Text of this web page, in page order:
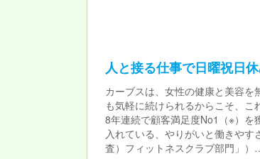
人と接る仕事で日曜祝日
カーブスは、女性の健康と美容
も気軽に続けられるからこそ、こ
8年連続で顧客満足度No1（※）を
入れている、やりがいと働きや
査）フィットネスクラブ部門」）